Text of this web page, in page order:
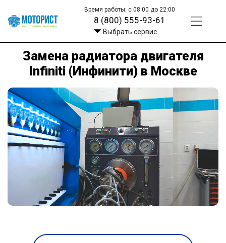
Время работы: с 08:00 до 22:00
8 (800) 555-93-61
Выбрать сервис
Замена радиатора двигателя
Infiniti (Инфинити) в Москве